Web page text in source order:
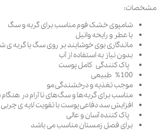
مشخصات:
شامپوی خشک فوم مناسب برای گربه و سگ
با عطر و رایحه وانیل
ماندگاری بوی خوشایند بر روی سگ یا گربه ی
بدون نیاز به استفاده از آب
پاک کنندگی کامل پوست
%100 طبیعی
موجب تغذیه و درخشندگی مو
مناسب برای گربه‌ها و سگ‌های نا آرام در
افزایش سد دفاعی پوست با تقویت لایه ی چربی
پاک کننده آسان و عالی
برای فصل زمستان مناسب می باشد